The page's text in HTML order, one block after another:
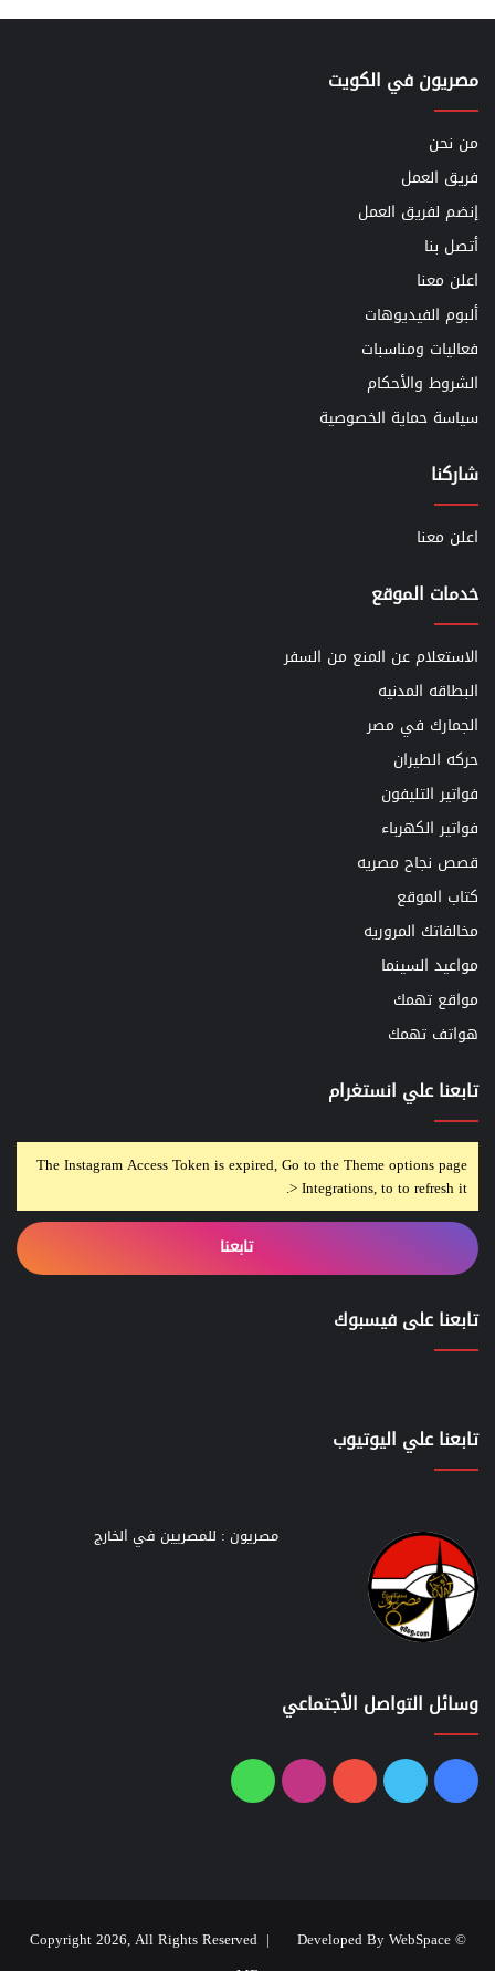
مصريون في الكويت
من نحن
فريق العمل
إنضم لفريق العمل
أتصل بنا
اعلن معنا
ألبوم الفيديوهات
فعاليات ومناسبات
الشروط والأحكام
سياسة حماية الخصوصية
شاركنا
اعلن معنا
خدمات الموقع
الاستعلام عن المنع من السفر
البطاقه المدنيه
الجمارك في مصر
حركه الطيران
فواتير التليفون
فواتير الكهرباء
قصص نجاح مصريه
كتاب الموقع
مخالفاتك المروريه
مواعيد السينما
مواقع تهمك
هواتف تهمك
تابعنا علي انستغرام
The Instagram Access Token is expired, Go to the Theme options page
> Integrations, to to refresh it.
تابعنا
تابعنا على فيسبوك
تابعنا علي اليوتيوب
مصريون : للمصريين في الخارج
وسائل التواصل الأجتماعي
فيسبوك
تويتر يوتيوبانستقرامواتساب
© Copyright 2026, All Rights Reserved |
Developed By WebSpace